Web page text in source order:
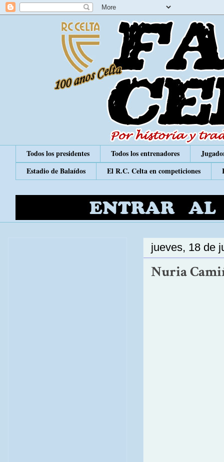
Todos los presidentes Todos los entrenadores
Estadio de Balaídos
El R.C. Celta en competiciones
jueves, 18 de
Nuria